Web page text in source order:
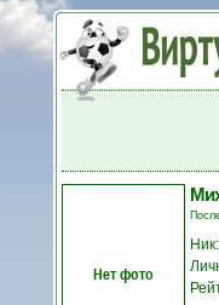
Нет фото
Ник: